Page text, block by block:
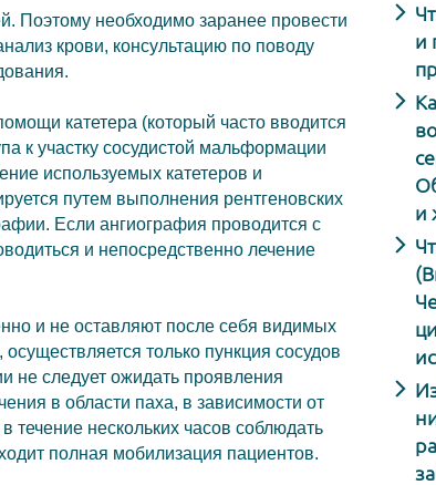
Поэтому необходимо заранее провести
крови, консультацию по поводу
катетера (который часто вводится
к участку сосудистой мальформации
используемых катетеров и
путем выполнения рентгеновских
Если ангиография проводится с
и непосредственно лечение
и не оставляют после себя видимых
только пункция сосудов
не следует ожидать проявления
в области паха, в зависимости от
течение нескольких часов соблюдать
полная мобилизация пациентов.
и
и